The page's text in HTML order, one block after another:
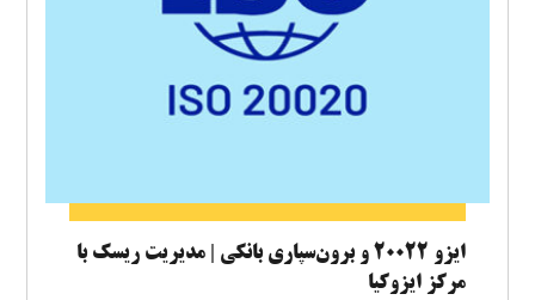
ایزو ۲۰۰۲۲ و برون‌سپاری بانکی | مدیریت ریسک با
مرکز ایزوکیا